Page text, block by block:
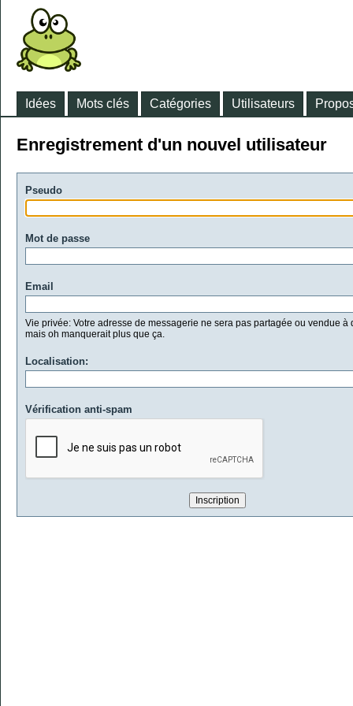
Idées Mots clés Catégories Utilisateurs
Enregistrement d'un nouvel utilisateur
Pseudo
Mot de passe
Email
Vie privée: Votre adresse de messagerie ne sera pas partagée ou vendue à
mais oh manquerait plus que ça.
Localisation:
Vérification anti-spam